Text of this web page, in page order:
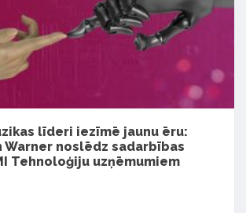
līderi iezīmē jaunu ēru:
Warner noslēdz sadarbības
Tehnoloģiju uzņēmumiem